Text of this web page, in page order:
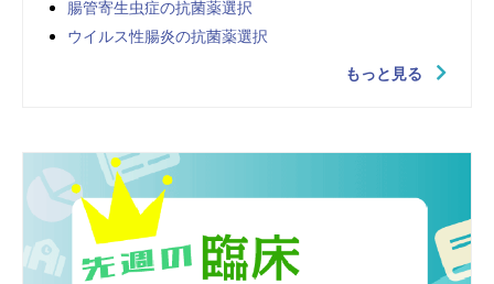
腸管寄生虫症の抗菌薬選択
ウイルス性腸炎の抗菌薬選択
もっと見る